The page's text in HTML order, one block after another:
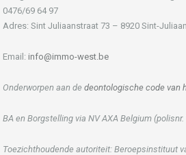
0476/69 64 97
Adres: Sint Juliaanstraat 73 – 8920 Sint-Juliaan
Email: info@immo-west.be
Onderworpen aan de deontologische code van
BA en Borgstelling via NV AXA Belgium
Toezichthoudende autoriteit: Beroepsinstituut